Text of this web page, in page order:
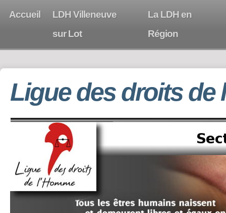
Accueil
LDH Villeneuve
sur Lot
La LDH en
Région
Ligue des droits de